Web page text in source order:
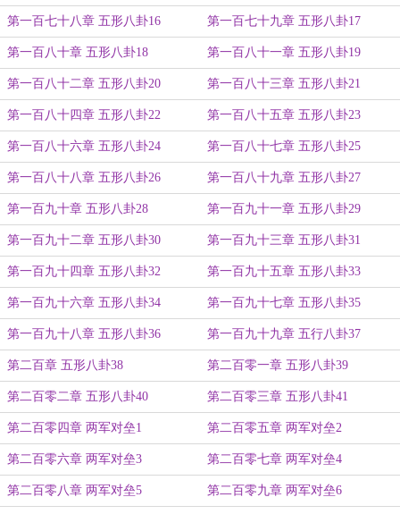
第一百七十八章 五形八卦16 第一百七十九章 五形八卦17
第一百八十章 五形八卦18 第一百八十一章 五形八卦19
第一百八十二章 五形八卦20 第一百八十三章 五形八卦21
第一百八十四章 五形八卦22 第一百八十五章 五形八卦23
第一百八十六章 五形八卦24 第一百八十七章 五形八卦25
第一百八十八章 五形八卦26 第一百八十九章 五形八卦27
第一百九十章 五形八卦28 第一百九十一章 五形八卦29
第一百九十二章 五形八卦30 第一百九十三章 五形八卦31
第一百九十四章 五形八卦32 第一百九十五章 五形八卦33
第一百九十六章 五形八卦34 第一百九十七章 五形八卦35
第一百九十八章 五形八卦36 第一百九十九章 五行八卦37
第二百章 五形八卦38 第二百零一章 五形八卦39
第二百零二章 五形八卦40 第二百零三章 五形八卦41
第二百零四章 两军对垒1 第二百零五章 两军对垒2
第二百零六章 两军对垒3 第二百零七章 两军对垒4
第二百零八章 两军对垒5 第二百零九章 两军对垒6